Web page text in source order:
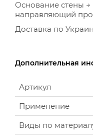
Основание стены →
направляющий
Доставка по
Дополнительная
Артикул
Применение
Виды по